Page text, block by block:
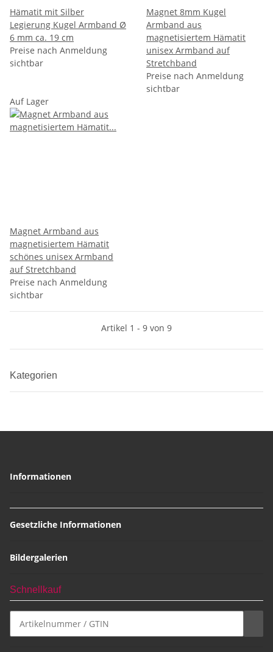
Hämatit mit Silber
Legierung Kugel Armband Ø
6 mm ca. 19 cm
Preise nach Anmeldung
sichtbar
Magnet 8mm Kugel
Armband aus
magnetisiertem Hämatit
unisex Armband auf
Stretchband
Preise nach Anmeldung
sichtbar
Auf Lager
Magnet Armband aus
magnetisiertem Hämatit
schönes unisex Armband
auf Stretchband
Preise nach Anmeldung
sichtbar
Artikel 1 - 9 von 9
Kategorien
Informationen
Gesetzliche Informationen
Bildergalerien
Schnellkauf